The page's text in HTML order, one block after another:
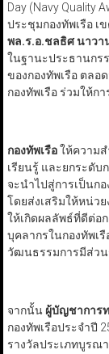
Day (Navy Quality
ประชุมกองทัพเรือ เ
พล.ร.อ.ชลธิศ นาวา
ในฐานะประธานกร
ของกองทัพเรือ ตล
กองทัพเรือ ร่วมให้ก
กองทัพเรือให้ความส
เรียนรู้ และยกระดับ
จะนำไปสู่การเป็นก
โดยส่งเสริมให้หน่ว
ให้เกิดผลลัพธ์ที่ดีต่อ
บุคลากรในกองทัพเ
วัฒนธรรมการมีส่วน
จากนั้น ผู้บัญชาการ
กองทัพเรือประจำปี
รางวัลประเภทบูรณ